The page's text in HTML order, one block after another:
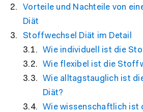
Vorteile und Nachteile von
Diät
Stoffwechsel Diät im Detail
Wie individuell ist die
Wie flexibel ist die
Wie alltagstauglich ist
Diät?
Wie wissenschaftlich ist